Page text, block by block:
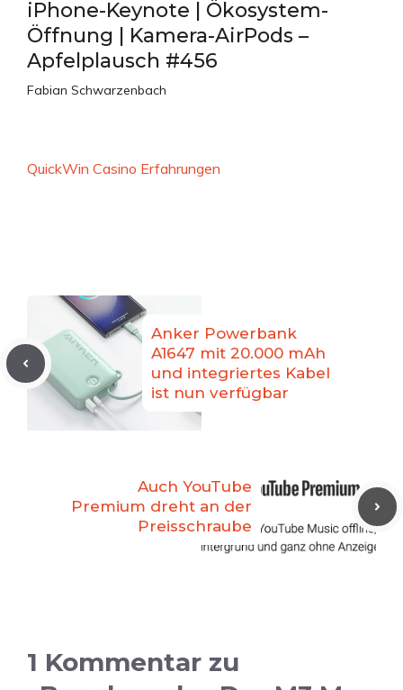
iPhone-Keynote | Ökosystem-
Öffnung | Kamera-AirPods –
Apfelplausch #456
Fabian Schwarzenbach
QuickWin Casino Erfahrungen
Anker Powerbank
A1647 mit 20.000 mAh
und integriertes Kabel
ist nun verfügbar
Auch YouTube
Premium dreht an der
Preisschraube
1 Kommentar zu